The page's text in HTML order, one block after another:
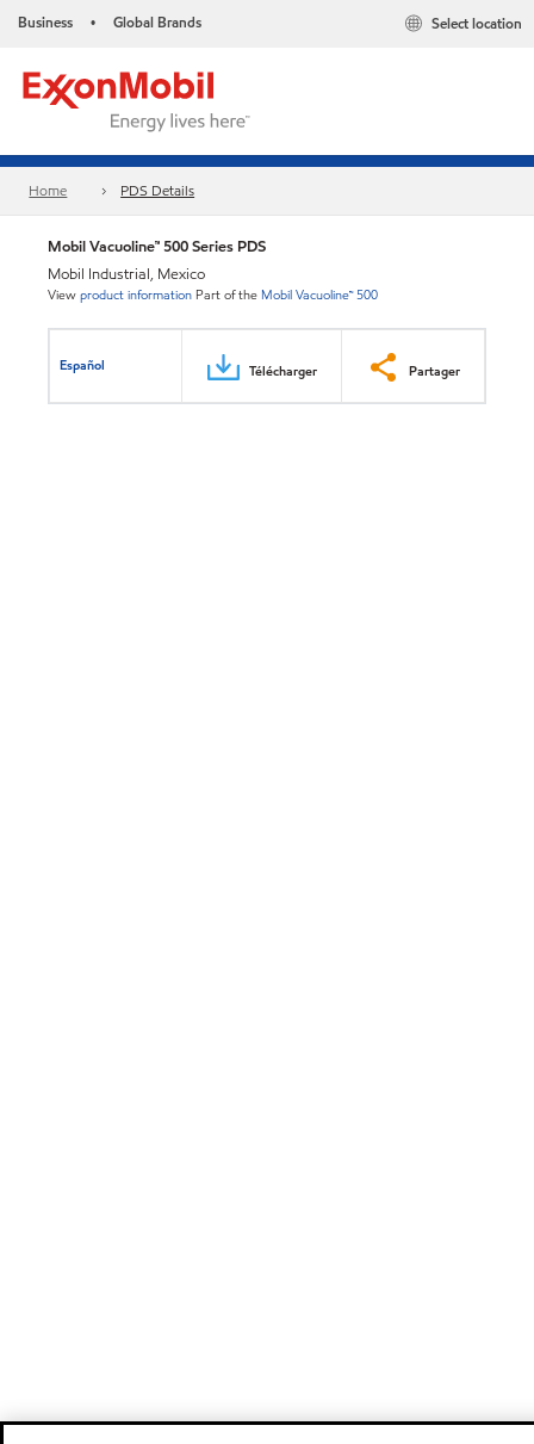
Business • Global Brands Select location
Home PDS Details
Mobil Vacuoline™ 500 Series PDS
Mobil Industrial, Mexico
Viewproduct information Part of the Mobil Vacuoline™ 500
Español Télécharger Partager